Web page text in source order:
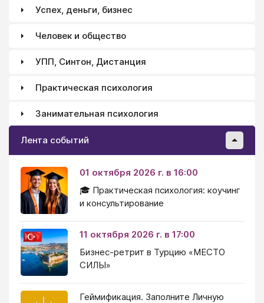
Успех, деньги, бизнес
Человек и общество
УПП, Синтон, Дистанция
Практическая психология
Занимательная психология
Лента событий
01 октября 2026 г. в 16:00
🎓 Практическая психология: коучинг
и консультирование
11 октября 2026 г. в 17:00
Бизнес-ретрит в Турцию «МЕСТО
СИЛЫ»
Геймификация. Заполните Личную